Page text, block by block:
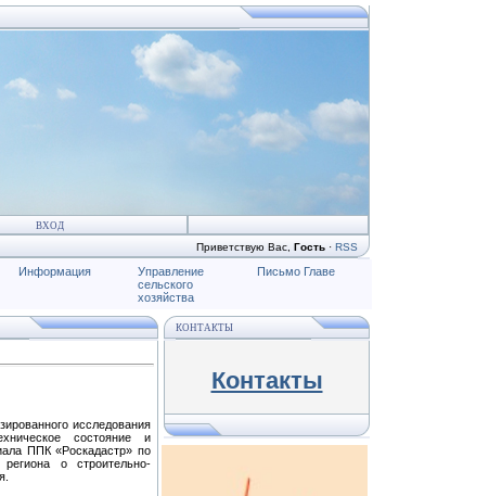
ВХОД
Приветствую Вас Гость · RSS
Информация
Управление
сельского
хозяйства
Письмо Главе
исследования
состояние и
ППК «Роскадастр» по
о строительно-
КОНТАКТЫ
Контакты